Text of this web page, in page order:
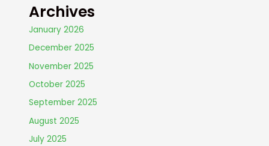
Archives
January 2026
December 2025
November 2025
October 2025
September 2025
August 2025
July 2025